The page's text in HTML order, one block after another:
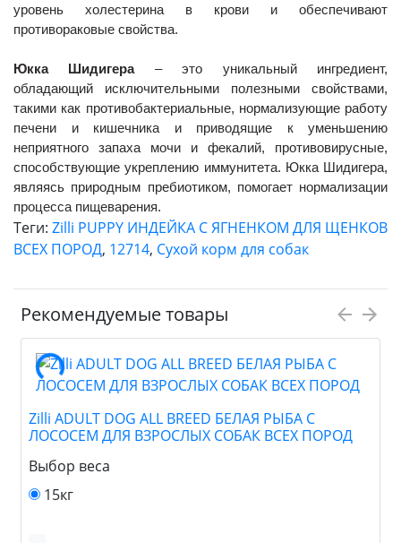
уровень холестерина в крови и обеспечивают
противораковые свойства.
Юкка Шидигера– это уникальный ингредиент,
обладающий исключительными полезными свойствами,
такими как противобактериальные, нормализующие работу
печени и кишечника и приводящие к уменьшению
неприятного запаха мочи и фекалий, противовирусные,
способствующие укреплению иммунитета. Юкка Шидигера,
являясь природным пребиотиком, помогает нормализации
процесса пищеварения.
Теги: Zilli PUPPY ИНДЕЙКА С ЯГНЕНКОМ ДЛЯ ЩЕНКОВ
ВСЕХ ПОРОД, 12714, Сухой корм для собак
Рекомендуемые товары
Zilli ADULT DOG ALL BREED БЕЛАЯ РЫБА С
ЛОСОСЕМ ДЛЯ ВЗРОСЛЫХ СОБАК ВСЕХ ПОРОД
Выбор веса
15кг